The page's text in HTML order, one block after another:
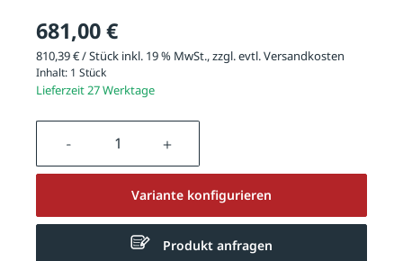
681,00 €
810,39 € / Stück inkl. 19 % MwSt., zzgl. evtl.Versandkosten
Inhalt: 1 Stück
Lieferzeit 27 Werktage
Produkt Anzahl: Gib den
Variante konfigurieren
Produkt anfragen